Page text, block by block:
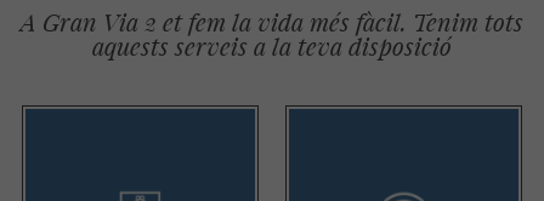
A Gran Via 2 et fem la vida més fàcil. Tenim tots
aquests serveis a la teva disposició